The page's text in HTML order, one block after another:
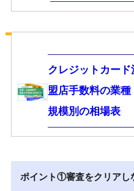
クレジットカード
盟店手数料の業種
規模別の相場表
ポイント①審査をクリアし